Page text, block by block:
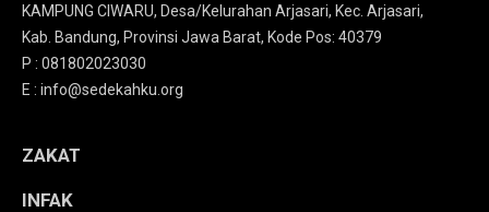
KAMPUNG CIWARU, Desa/Kelurahan Arjasari, Kec. Arjasari,
Kab. Bandung, Provinsi Jawa Barat, Kode Pos: 40379
P : 081802023030
E : info@sedekahku.org
ZAKAT
INFAK